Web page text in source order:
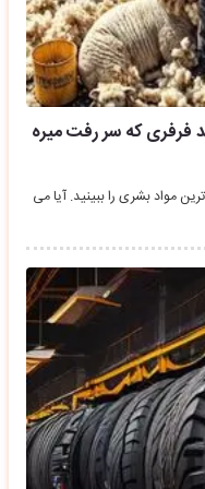
فرفری که سر رفت میره
مواد بشری را ببینید. آیا می